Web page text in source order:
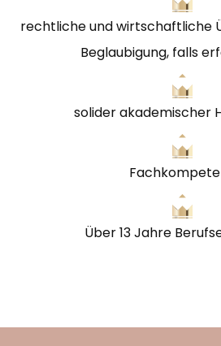
rechtliche und wirtschaftliche
Beglaubigung, falls
solider akademischer
Über 13 Jahre